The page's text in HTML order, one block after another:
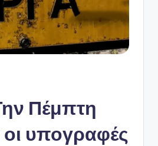
Πέμπτη
υπογραφές